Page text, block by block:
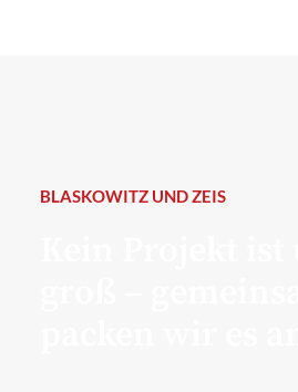
BLASKOWITZ UND ZEIS